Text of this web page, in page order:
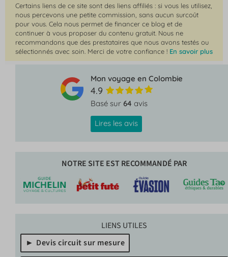
Certains liens de ce site sont des liens affiliés : si vous les utilisez,
nous percevons une petite commission, sans aucun surcoût
pour vous. Cela nous permet de financer ce blog et de
continuer à vous proposer du contenu gratuit. Nous ne
recommandons que des prestataires que nous avons testés ou
sélectionnés avec soin. Merci de votre confiance ! En savoir plus
Mon voyage en Colombie
4.9
Basé sur 64 avis
Lires les avis
NOTRE SITE EST RECOMMANDÉ PAR
LIENS UTILES
Devis circuit sur mesure